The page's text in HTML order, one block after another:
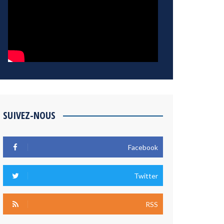
SUIVEZ-NOUS
Facebook
Twitter
RSS